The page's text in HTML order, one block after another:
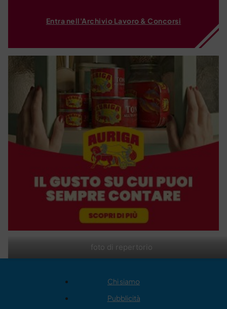
foto di repertorio
Entra nell'Archivio Lavoro & Concorsi
Chi siamo
Pubblicità